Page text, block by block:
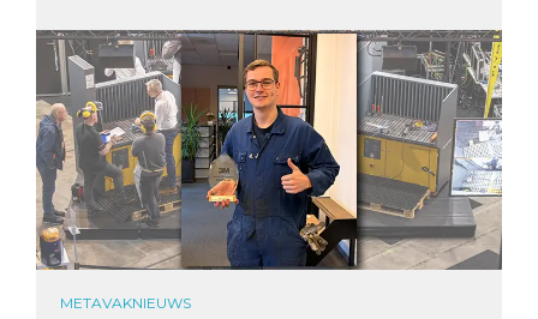
METAVAKNIEUWS